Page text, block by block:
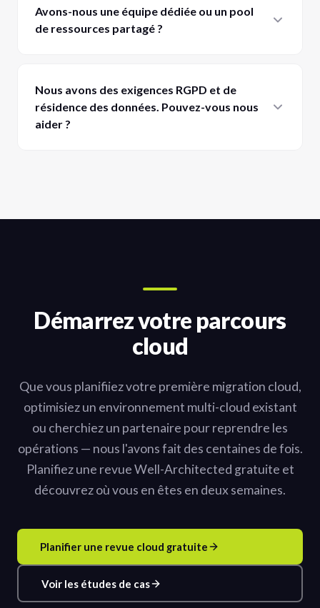
Avons-nous une équipe dédiée ou un pool
de ressources partagé ?
Nous avons des exigences RGPD et de
résidence des données. Pouvez-vous nous
aider ?
Démarrez votre parcours
cloud
Que vous planifiiez votre première migration cloud,
optimisiez un environnement multi-cloud existant
ou cherchiez un partenaire pour reprendre les
opérations — nous l'avons fait des centaines de fois.
Planifiez une revue Well-Architected gratuite et
découvrez où vous en êtes en deux semaines.
Planifier une revue cloud gratuite
Voir les études de cas